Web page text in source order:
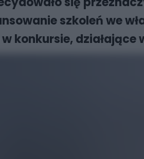
szkoleń we
w konkursie,